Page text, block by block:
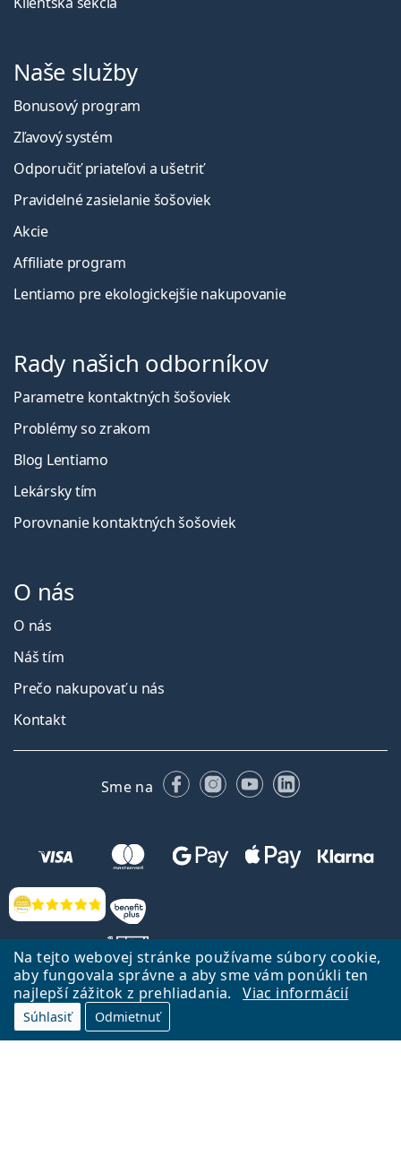
Na tejto webovej stránke používame súbory cookie,
aby fungovala správne a aby sme vám ponúkli ten
najlepší zážitok z prehliadania.
Viac informácií
Súhlasiť Odmietnuť
Hodnotenia
Naše služby
Bonusový program
Zľavový systém
Odporučiť priateľovi a ušetriť
Pravidelné zasielanie šošoviek
Akcie
Affiliate program
Lentiamo pre ekologickejšie nakupovanie
Rady našich odborníkov
Parametre kontaktných šošoviek
Problémy so zrakom
Blog Lentiamo
Lekársky tím
Porovnanie kontaktných šošoviek
O nás
O nás
Náš tím
Prečo nakupovať u nás
Kontakt
Sme na FacebookuInstagrame
YouTubeLinkedIn
Späť na Úvodnu stránku
Lentiamo.sk vlastní a prevádzkuje spoločnosť Lentiamo s.r.o., Česká